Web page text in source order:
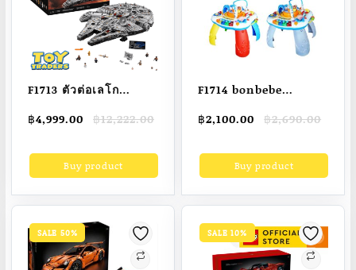
F1713 ตัวต่อเลโก
ฟอลคอน-Daqiannian
ภายใน48ชม
฿12,222.00
Original
was:
฿12,222.00.
฿4,999.00
Current
is:
฿4,999.00.Buy product
F1714 bonbebe
Learning Table – โต๊ะ
฿2,690.00
Original
was:
฿2,690.00.
฿2,100.00
Current
is:
฿2,100.00.Buy product
SALE 50% SALE 10%